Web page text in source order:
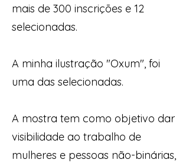
mais de 300 inscrições e 12
selecionadas.
A minha ilustração "Oxum", foi
uma das selecionadas.
A mostra tem como objetivo dar
visibilidade ao trabalho de
mulheres e pessoas não-binárias,